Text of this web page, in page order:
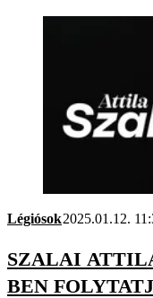
Légiósok2025.01.12.
SZALAI
BEN